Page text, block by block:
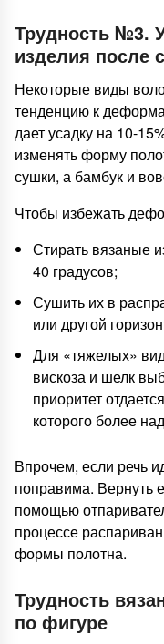
Трудность №3.
изделия после
Некоторые виды
тенденцию к
дает усадку на 10-
изменять форму
сушки, а бамбук и
Чтобы избежать
Стирать вязаные
40 градусов;
Сушить их в
или другой
Для «тяжелых»
вискоза и шелк
приоритет
которого более
Впрочем, если речь
поправима. Вернуть
помощью
процессе
формы полотна.
Трудность
по фигуре